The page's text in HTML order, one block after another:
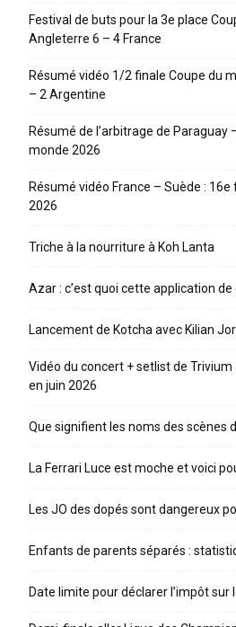
Festival de buts pour la 3e place
Angleterre 6 – 4 France
Résumé vidéo 1/2 finale Coupe du
– 2 Argentine
Résumé de l’arbitrage de Paraguay
monde 2026
Résumé vidéo France – Suède :
2026
Triche à la nourriture à Koh Lanta
Azar : c’est quoi cette application de
Lancement de Kotcha avec Kilian
Vidéo du concert + setlist de
en juin 2026
Que signifient les noms des scènes
La Ferrari Luce est moche et voici
Les JO des dopés sont dangereux
Enfants de parents séparés :
Date limite pour déclarer l’impôt sur